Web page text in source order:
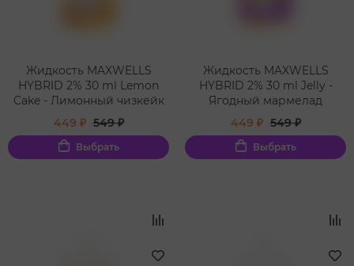
Жидкость MAXWELLS
HYBRID 2% 30 ml Lemon
Cake - Лимонный чизкейк
449 ₽ 549 ₽
Выбрать
Жидкость MAXWELLS
HYBRID 2% 30 ml Jelly -
Ягодный мармелад
449 ₽ 549 ₽
Выбрать